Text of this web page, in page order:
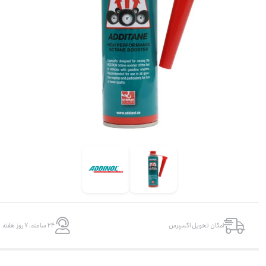
امکان تحویل اکسپرس ۲۴ ساعته، ۷ روز هفته